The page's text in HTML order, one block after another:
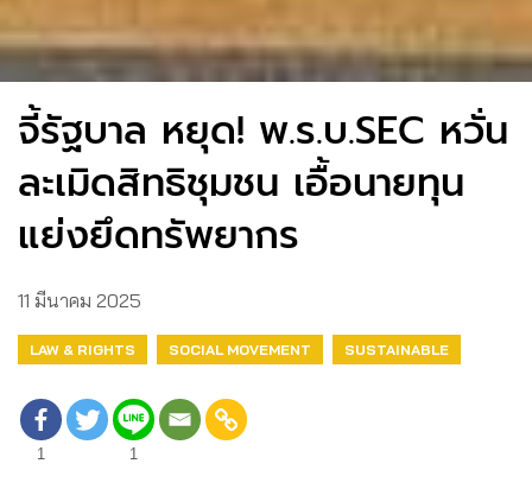
จี้รัฐบาล หยุด! พ.ร.บ.SEC หวั่น
ละเมิดสิทธิชุมชน เอื้อนายทุน
แย่งยึดทรัพยากร
11 มีนาคม 2025
LAW & RIGHTS SOCIAL MOVEMENT SUSTAINABLE
1 1